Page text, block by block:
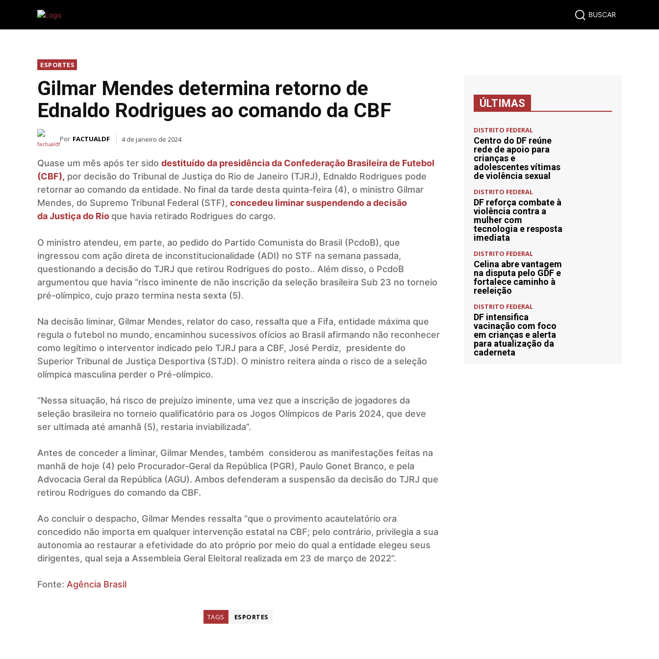
ESPORTES MUNDO
BUSCAR
ESPORTES
Gilmar Mendes determina retorno de
Ednaldo Rodrigues ao comando da CBF
Por FACTUALDF 4 de janeiro de 2024
Quase um mês após ter sido destituído da presidência da Confederação Brasileira de Futebol
(CBF), por decisão do Tribunal de Justiça do Rio de Janeiro (TJRJ), Ednaldo Rodrigues pode
retornar ao comando da entidade. No final da tarde desta quinta-feira (4), o ministro Gilmar
Mendes, do Supremo Tribunal Federal (STF), concedeu liminar suspendendo a decisão
da Justiça do Rio que havia retirado Rodrigues do cargo.
O ministro atendeu, em parte, ao pedido do Partido Comunista do Brasil (PcdoB), que
ingressou com ação direta de inconstitucionalidade (ADI) no STF na semana passada,
questionando a decisão do TJRJ que retirou Rodrigues do posto.. Além disso, o PcdoB
argumentou que havia “risco iminente de não inscrição da seleção brasileira Sub 23 no torneio
pré-olímpico, cujo prazo termina nesta sexta (5).
Na decisão liminar, Gilmar Mendes, relator do caso, ressalta que a Fifa, entidade máxima que
regula o futebol no mundo, encaminhou sucessivos ofícios ao Brasil afirmando não reconhecer
como legítimo o interventor indicado pelo TJRJ para a CBF, José Perdiz, presidente do
Superior Tribunal de Justiça Desportiva (STJD). O ministro reitera ainda o risco de a seleção
olímpica masculina perder o Pré-olímpico.
“Nessa situação, há risco de prejuízo iminente, uma vez que a inscrição de jogadores da
seleção brasileira no torneio qualificatório para os Jogos Olímpicos de Paris 2024, que deve
ser ultimada até amanhã (5), restaria inviabilizada”.
Antes de conceder a liminar, Gilmar Mendes, também considerou as manifestações feitas na
manhã de hoje (4) pelo Procurador-Geral da República (PGR), Paulo Gonet Branco, e pela
Advocacia Geral da República (AGU). Ambos defenderam a suspensão da decisão do TJRJ que
retirou Rodrigues do comando da CBF.
Ao concluir o despacho, Gilmar Mendes ressalta “que o provimento acautelatório ora
concedido não importa em qualquer intervenção estatal na CBF; pelo contrário, privilegia a sua
autonomia ao restaurar a efetividade do ato próprio por meio do qual a entidade elegeu seus
dirigentes, qual seja a Assembleia Geral Eleitoral realizada em 23 de março de 2022”.
Fonte: Agência Brasil
TAGS ESPORTES
ÚLTIMAS
DISTRITO FEDERAL
Centro do DF reúne
rede de apoio para
crianças e
adolescentes vítimas
de violência sexual
DISTRITO FEDERAL
DF reforça combate à
violência contra a
mulher com
tecnologia e resposta
imediata
DISTRITO FEDERAL
Celina abre vantagem
na disputa pelo GDF e
fortalece caminho à
reeleição
DISTRITO FEDERAL
DF intensifica
vacinação com foco
em crianças e alerta
para atualização da
caderneta